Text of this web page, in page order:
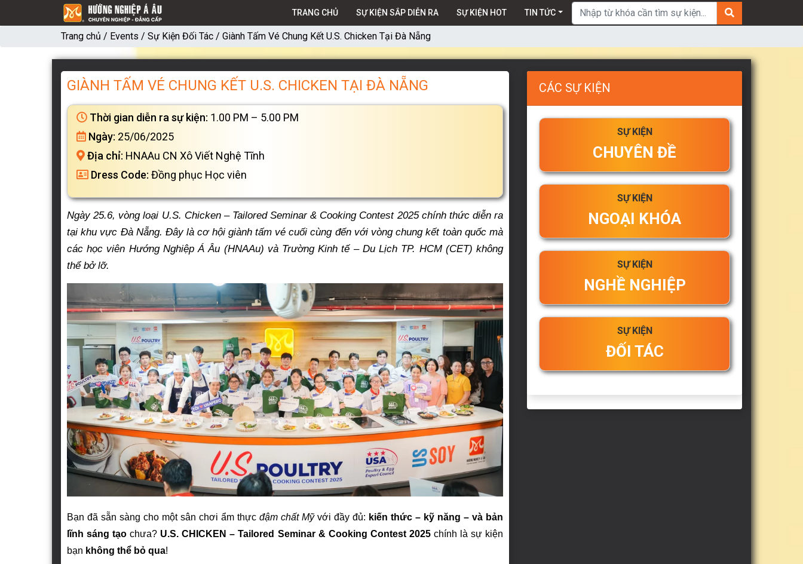
TRANG CHỦ SỰ KIỆN SẮP DIỄN RA SỰ KIỆN HOT TIN TỨC Tìm kiếm:
Trang chủ / Events / Sự Kiện Đối Tác / Giành Tấm Vé Chung Kết U.S. Chicken Tại Đà Nẵng
GIÀNH TẤM VÉ CHUNG KẾT U.S. CHICKEN TẠI ĐÀ NẴNG
Thời gian diễn ra sự kiện: 1.00 PM – 5.00 PM
Ngày: 25/06/2025
Địa chỉ: HNAAu CN Xô Viết Nghệ Tĩnh
Dress Code: Đồng phục Học viên
Ngày 25.6, vòng loại U.S. Chicken – Tailored Seminar & Cooking Contest 2025 chính thức diễn ra
tại khu vực Đà Nẵng. Đây là cơ hội giành tấm vé cuối cùng đến với vòng chung kết toàn quốc mà
các học viên Hướng Nghiệp Á Âu (HNAAu) và Trường Kinh tế – Du Lịch TP. HCM (CET) không
thể bở lỡ.
Bạn đã sẵn sàng cho một sân chơi ẩm thực đậm chất Mỹvới đầy đủ: kiến thức – kỹ năng – và bản
lĩnh sáng tạo chưa? U.S. CHICKEN – Tailored Seminar & Cooking Contest 2025chính là sự kiện
bạn không thể bỏ qua!
CÁC SỰ KIỆN
SỰ KIỆN
CHUYÊN ĐỀ
SỰ KIỆN
NGOẠI KHÓA
SỰ KIỆN
NGHỀ NGHIỆP
SỰ KIỆN
ĐỐI TÁC